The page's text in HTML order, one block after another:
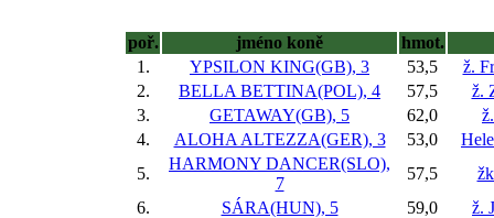
poř. jméno koně
hmot.
1.
YPSILON KING(GB), 3 53,5
ž.
2.
BELLA BETTINA(POL), 4 57,5
ž.
3.
GETAWAY(GB), 5 62,0
4.
ALOHA ALTEZZA(GER), 3 53,0
5.
HARMONY DANCER(SLO),
7
57,5
6.
SÁRA(HUN), 5 59,0
ž.